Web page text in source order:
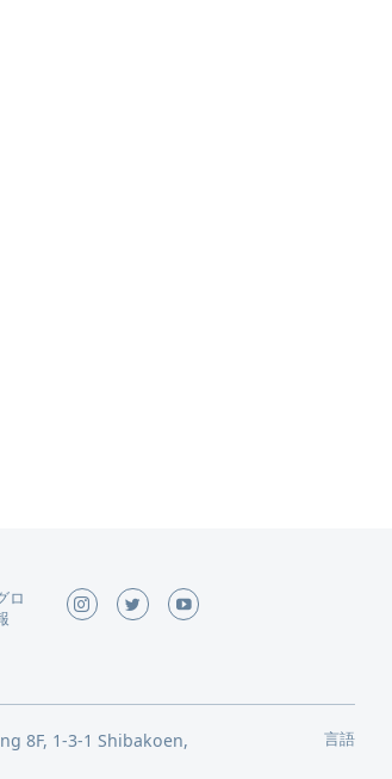
ロ
8F, 1-3-1 Shibakoen,
言語